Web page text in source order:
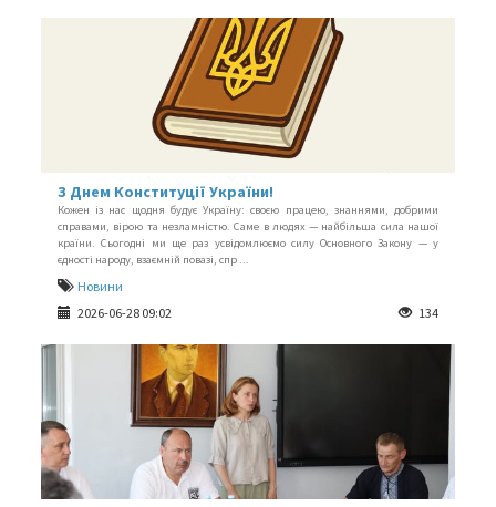
З Днем Конституції України!
Кожен із нас щодня будує Україну: своєю працею, знаннями, добрими
справами, вірою та незламністю. Саме в людях — найбільша сила нашої
країни. Сьогодні ми ще раз усвідомлюємо силу Основного Закону — у
єдності народу, взаємній повазі, спр ...
Новини
2026-06-28 09:02
134